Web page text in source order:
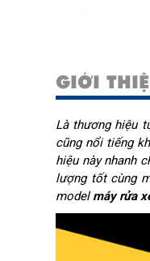
GIỚI
Là thương hiệu
cũng nổi tiếng
hiệu này nhanh
lượng tốt cùng
modelmáy rửa